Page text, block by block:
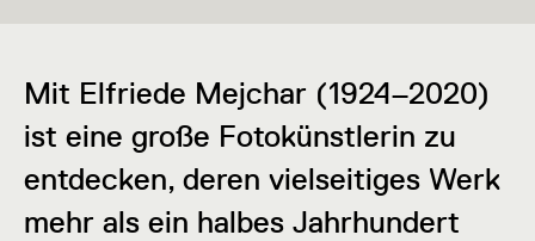
Mit Elfriede Mejchar (1924–2020)
ist eine große Fotokünstlerin zu
entdecken, deren vielseitiges Werk
mehr als ein halbes Jahrhundert